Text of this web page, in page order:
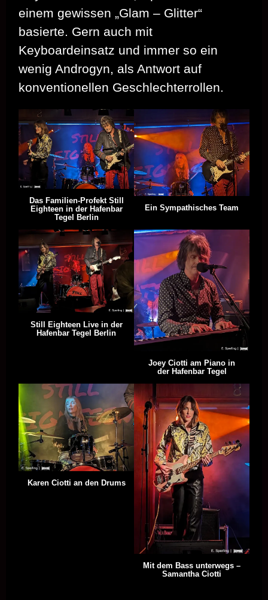
einem gewissen „Glam – Glitter“
basierte. Gern auch mit
Keyboardeinsatz und immer so ein
wenig Androgyn, als Antwort auf
konventionellen Geschlechterrollen.
Das Familien-Profekt Still
Eighteen in der Hafenbar
Tegel Berlin
Ein Sympathisches Team
Still Eighteen Live in der
Hafenbar Tegel Berlin
Joey Ciotti am Piano in
der Hafenbar Tegel
Karen Ciotti an den Drums
Mit dem Bass unterwegs –
Samantha Ciotti